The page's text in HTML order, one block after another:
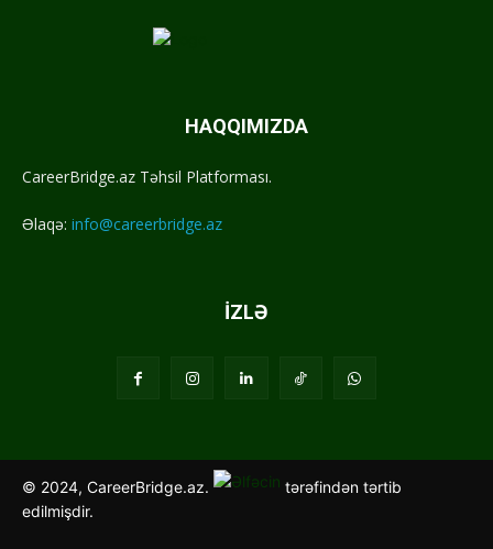
HAQQIMIZDA
CareerBridge.az Təhsil Platforması.
Əlaqə: info@careerbridge.az
İZLƏ
© 2024, CareerBridge.az.
tərəfindən tərtib
edilmişdir.